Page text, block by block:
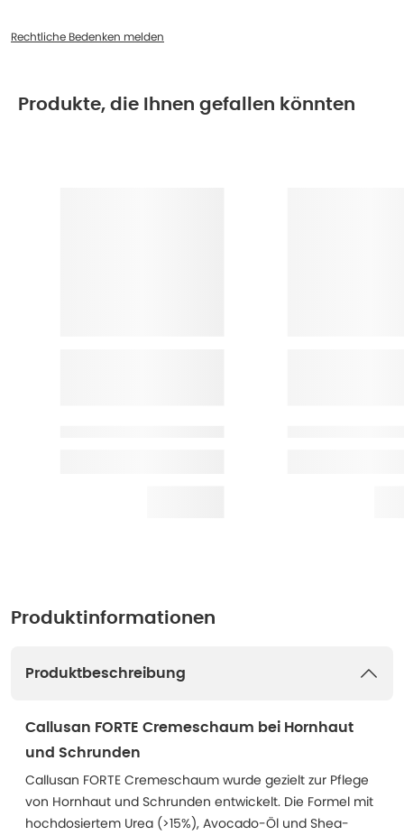
Rechtliche Bedenken melden
Produkte, die Ihnen gefallen könnten
Produktinformationen
Produktbeschreibung
Callusan FORTE Cremeschaum bei Hornhaut
und Schrunden
Callusan FORTE Cremeschaum wurde gezielt zur Pflege
von Hornhaut und Schrunden entwickelt. Die Formel mit
hochdosiertem Urea (>15%), Avocado-Öl und Shea-